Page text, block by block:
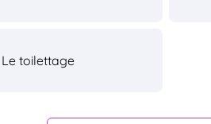
Le toilettage